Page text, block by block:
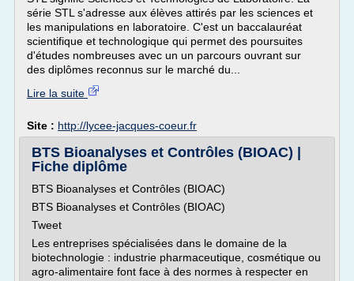
série STL s'adresse aux élèves attirés par les sciences et
les manipulations en laboratoire. C'est un baccalauréat
scientifique et technologique qui permet des poursuites
d'études nombreuses avec un un parcours ouvrant sur
des diplômes reconnus sur le marché du...
Lire la suite
Site : http://lycee-jacques-coeur.fr
BTS Bioanalyses et Contrôles (BIOAC) |
Fiche diplôme
BTS Bioanalyses et Contrôles (BIOAC)
BTS Bioanalyses et Contrôles (BIOAC)
Tweet
Les entreprises spécialisées dans le domaine de la
biotechnologie : industrie pharmaceutique, cosmétique ou
agro-alimentaire font face à des normes à respecter en